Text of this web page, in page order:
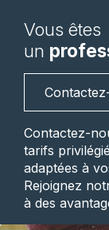
Vous êtes
un
Contactez-
tarifs
adaptées à
Rejoignez
à des